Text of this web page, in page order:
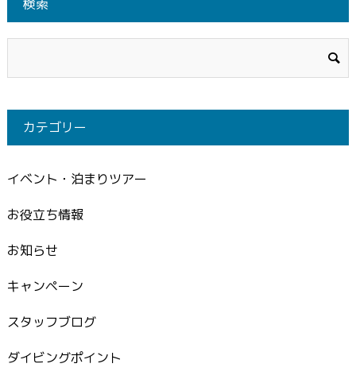
検索
カテゴリー
イベント・泊まりツアー
お役立ち情報
お知らせ
キャンペーン
スタッフブログ
ダイビングポイント